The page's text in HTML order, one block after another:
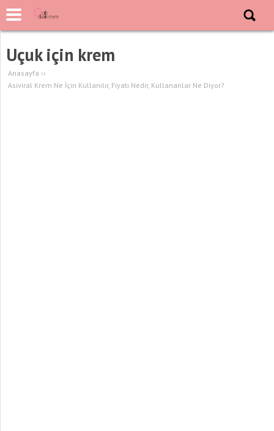
Uçuk için krem
Anasayfa ››
Asiviral Krem Ne İçin Kullanılır, Fiyatı Nedir, Kullananlar Ne Diyor?